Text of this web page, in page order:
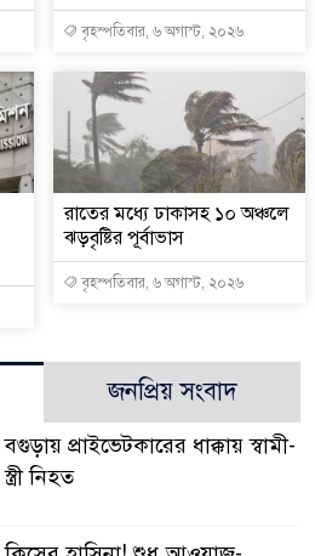
বৃহস্পতিবার, ৬ অগাস্ট, ২০২৬
রাতের মধ্যে ঢাকাসহ ১০ অঞ্চলে
ঝড়বৃষ্টির পূর্বাভাস
বৃহস্পতিবার, ৬ অগাস্ট, ২০২৬
জনপ্রিয় সংবাদ
বগুড়ায় প্রাইভেটকারের ধাক্কায় স্বামী-
স্ত্রী নিহত